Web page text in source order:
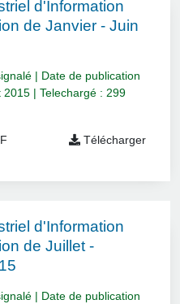
d'Information
de Janvier - Juin
| Date de publication
| Telechargé : 299
Télécharger
d'Information
de Juillet -
| Date de publication